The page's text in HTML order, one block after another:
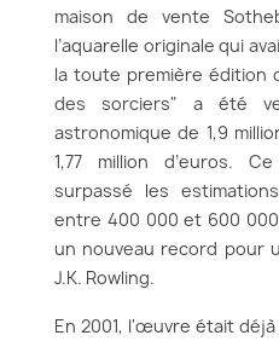
maison de vente
l’aquarelle originale qui
la toute première édition
des sorciers" a été
astronomique de 1,9
1,77 million d’euros.
surpassé les
entre 400 000 et 600
un nouveau record pour
J.K. Rowling.
En 2001, l'œuvre était